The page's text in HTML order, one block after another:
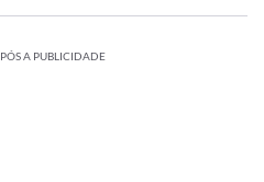
A PUBLICIDADE